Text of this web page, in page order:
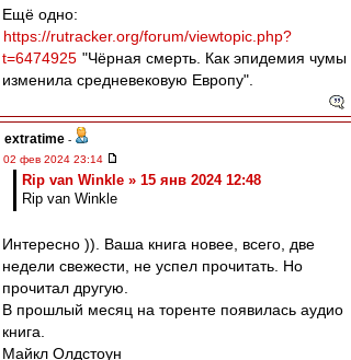
Ещё одно:
https://rutracker.org/forum/viewtopic.php?
t=6474925 "Чёрная смерть. Как эпидемия чумы
изменила средневековую Европу".
extratime -
02 фев 2024 23:14
Rip van Winkle » 15 янв 2024 12:48
Rip van Winkle
Интересно )). Ваша книга новее, всего, две
недели свежести, не успел прочитать. Но
прочитал другую.
В прошлый месяц на торенте появилась аудио
книга.
Майкл Олдстоун